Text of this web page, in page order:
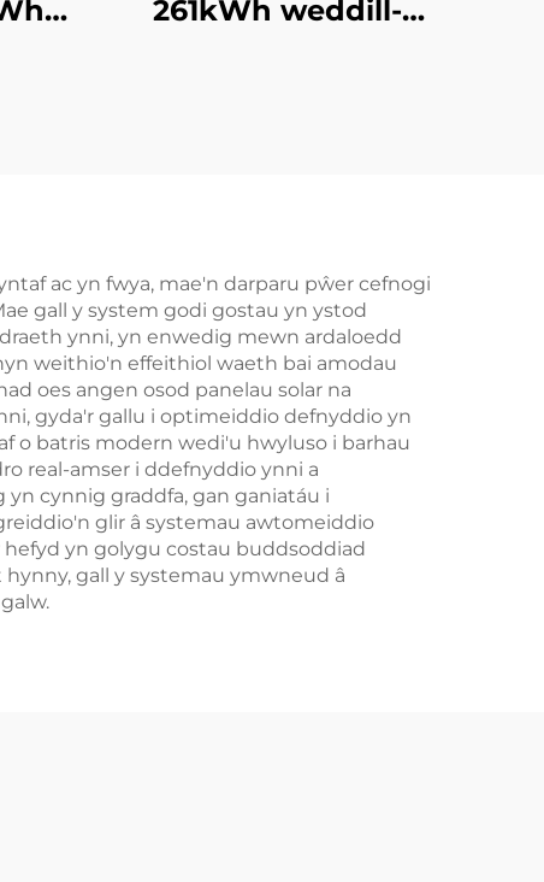
261kWh weddill-
Microgrids Storio
Ynni Diwydiant
ac yn fwya, mae'n darparu pŵer cefnogi
gall y system godi gostau yn ystod
ynni, yn enwedig mewn ardaloedd
weithio'n effeithiol waeth bai amodau
oes angen osod panelau solar na
gyda'r gallu i optimeiddio defnyddio yn
o batris modern wedi'u hwyluso i barhau
real-amser i ddefnyddio ynni a
cynnig graddfa, gan ganiatáu i
glir â systemau awtomeiddio
hefyd yn golygu costau buddsoddiad
gall y systemau ymwneud â